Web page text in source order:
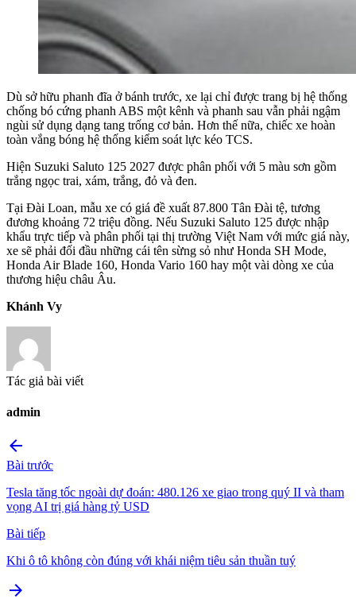
Dù sở hữu phanh đĩa ở bánh trước, xe lại chỉ được trang bị hệ thống
chống bó cứng phanh ABS một kênh và phanh sau vẫn phải ngậm
ngùi sử dụng dạng tang trống cơ bản. Hơn thế nữa, chiếc xe hoàn
toàn vắng bóng hệ thống kiểm soát lực kéo TCS.
Hiện Suzuki Saluto 125 2027 được phân phối với 5 màu sơn gồm
trắng ngọc trai, xám, trắng, đỏ và đen.
Tại Đài Loan, mẫu xe có giá đề xuất 87.800 Tân Đài tệ, tương
đương khoảng 72 triệu đồng. Nếu Suzuki Saluto 125 được nhập
khẩu trực tiếp và phân phối tại thị trường Việt Nam với mức giá này,
xe sẽ phải đối đầu những cái tên sừng sỏ như Honda SH Mode,
Honda Air Blade 160, Honda Vario 160 hay một vài dòng xe của
thương hiệu châu Âu.
Khánh Vy
Tác giả bài viết
admin
arrow_back
Bài trước
Tesla tăng tốc ngoài dự đoán: 480.126 xe giao trong quý II và tham
vọng AI trị giá hàng tỷ USD
Bài tiếp
Khi ô tô không còn đúng với khái niệm tiêu sản thuần tuý
arrow_forward